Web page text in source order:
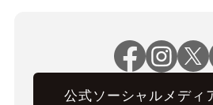
公式ソーシャルメディ